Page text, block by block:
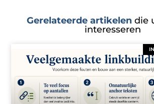
Gerelateerde artikelendie
interesseren